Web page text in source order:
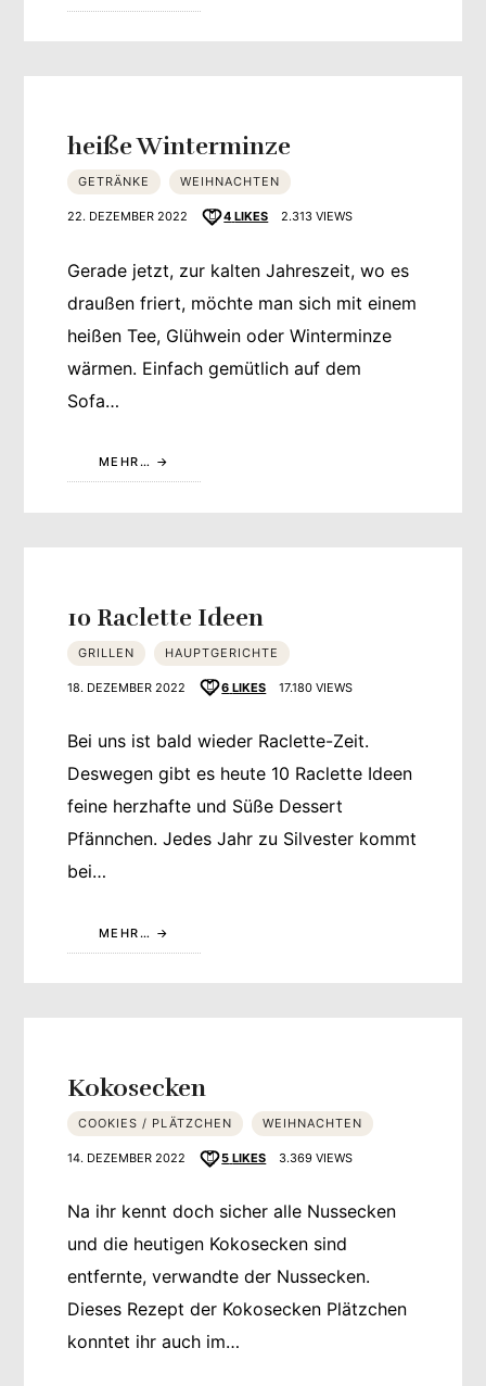
heiße Winterminze
GETRÄNKE WEIHNACHTEN
22. DEZEMBER 2022 4 LIKES 2.313 VIEWS
Gerade jetzt, zur kalten Jahreszeit, wo es
draußen friert, möchte man sich mit einem
heißen Tee, Glühwein oder Winterminze
wärmen. Einfach gemütlich auf dem
Sofa…
MEHR…
10 Raclette Ideen
GRILLEN HAUPTGERICHTE
18. DEZEMBER 2022 6 LIKES 17.180 VIEWS
Bei uns ist bald wieder Raclette-Zeit.
Deswegen gibt es heute 10 Raclette Ideen
feine herzhafte und Süße Dessert
Pfännchen. Jedes Jahr zu Silvester kommt
bei…
MEHR…
Kokosecken
COOKIES / PLÄTZCHEN WEIHNACHTEN
14. DEZEMBER 2022 5 LIKES 3.369 VIEWS
Na ihr kennt doch sicher alle Nussecken
und die heutigen Kokosecken sind
entfernte, verwandte der Nussecken.
Dieses Rezept der Kokosecken Plätzchen
konntet ihr auch im…